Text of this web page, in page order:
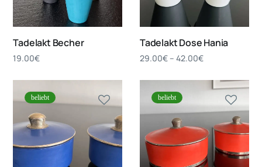
Tadelakt Becher
19.00€
Tadelakt Dose Hania
29.00€ – 42.00€
beliebt beliebt